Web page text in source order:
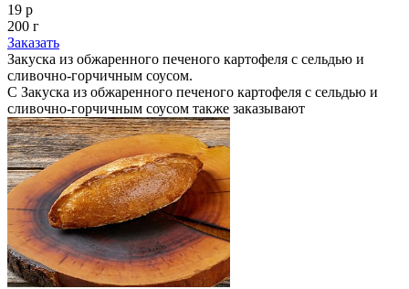
19 р
200 г
Заказать
Закуска из обжаренного печеного картофеля с сельдью и
сливочно-горчичным соусом.
С Закуска из обжаренного печеного картофеля с сельдью и
сливочно-горчичным соусом также заказывают